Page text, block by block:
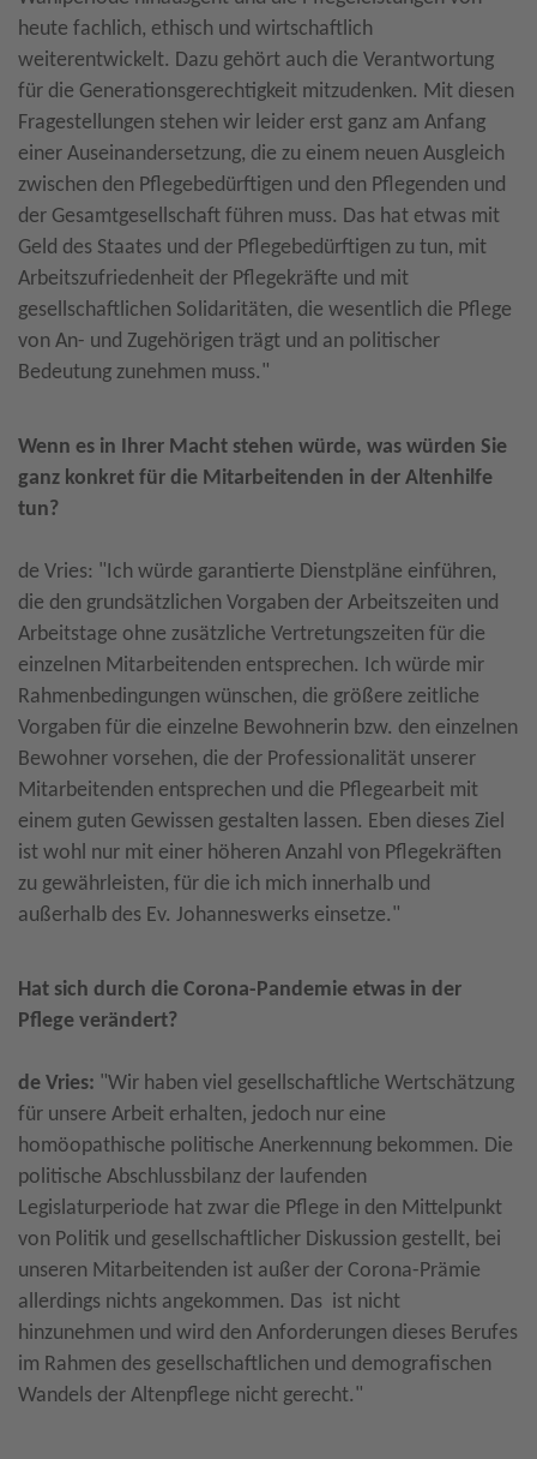
heute fachlich, ethisch und wirtschaftlich
weiterentwickelt. Dazu gehört auch die Verantwortung
für die Generationsgerechtigkeit mitzudenken. Mit diesen
Fragestellungen stehen wir leider erst ganz am Anfang
einer Auseinandersetzung, die zu einem neuen Ausgleich
zwischen den Pflegebedürftigen und den Pflegenden und
der Gesamtgesellschaft führen muss. Das hat etwas mit
Geld des Staates und der Pflegebedürftigen zu tun, mit
Arbeitszufriedenheit der Pflegekräfte und mit
gesellschaftlichen Solidaritäten, die wesentlich die Pflege
von An- und Zugehörigen trägt und an politischer
Bedeutung zunehmen muss."
Wenn es in Ihrer Macht stehen würde, was würden Sie
ganz konkret für die Mitarbeitenden in der Altenhilfe
tun?
de Vries: "Ich würde garantierte Dienstpläne einführen,
die den grundsätzlichen Vorgaben der Arbeitszeiten und
Arbeitstage ohne zusätzliche Vertretungszeiten für die
einzelnen Mitarbeitenden entsprechen. Ich würde mir
Rahmenbedingungen wünschen, die größere zeitliche
Vorgaben für die einzelne Bewohnerin bzw. den einzelnen
Bewohner vorsehen, die der Professionalität unserer
Mitarbeitenden entsprechen und die Pflegearbeit mit
einem guten Gewissen gestalten lassen. Eben dieses Ziel
ist wohl nur mit einer höheren Anzahl von Pflegekräften
zu gewährleisten, für die ich mich innerhalb und
außerhalb des Ev. Johanneswerks einsetze."
Hat sich durch die Corona-Pandemie etwas in der
Pflege verändert?
de Vries: "Wir haben viel gesellschaftliche Wertschätzung
für unsere Arbeit erhalten, jedoch nur eine
homöopathische politische Anerkennung bekommen. Die
politische Abschlussbilanz der laufenden
Legislaturperiode hat zwar die Pflege in den Mittelpunkt
von Politik und gesellschaftlicher Diskussion gestellt, bei
unseren Mitarbeitenden ist außer der Corona-Prämie
allerdings nichts angekommen. Das ist nicht
hinzunehmen und wird den Anforderungen dieses Berufes
im Rahmen des gesellschaftlichen und demografischen
Wandels der Altenpflege nicht gerecht."